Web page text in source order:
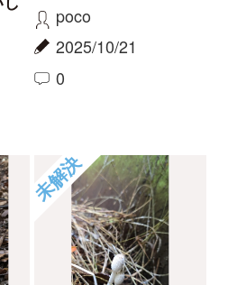
キノコのような双葉の
ような
2024/06/30